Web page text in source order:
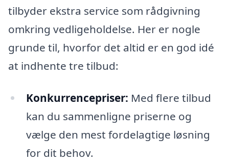
tilbyder ekstra service som rådgivning
omkring vedligeholdelse. Her er nogle
grunde til, hvorfor det altid er en god idé
at indhente tre tilbud:
Konkurrencepriser: Med flere tilbud
kan du sammenligne priserne og
vælge den mest fordelagtige løsning
for dit behov.